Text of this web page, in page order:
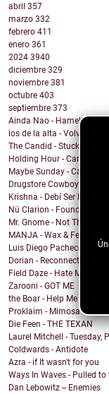
abril 357
marzo 332
febrero 411
enero 361
2024 3940
diciembre 329
noviembre 381
octubre 403
septiembre 373
Ainda Nao - Hamelin
los de la alta - Volveras
The Candid - Stuck
Holding Hour - Can I Leave
Maybe Sunday - Carry On
Drugstore Cowboy -
Krishna - Debí Ser Más
Nü Clarion - Found Wanting
Mr. Gnome - Not This Time,
MANJA - Wax & Feathers
Luis Diego Pacheco -
Dorian - Reconnected
Field Daze - Hate Me
Zarooni - GOT ME
the Boar - Help Me
Proklaim - Mimosa
Die Feen - THE TEXAN
Laurel Mitchell - Tuesday,
Coldwards - Antidote
Azra - if It wasn't for you
Ways In Waves - Pulled to
Dan Lebowitz -- Enemies